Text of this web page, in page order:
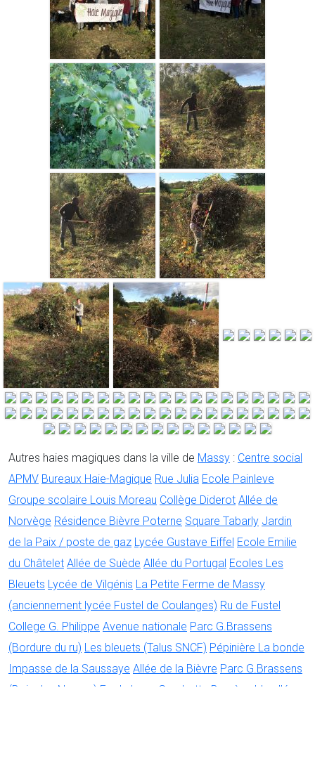
Autres haies magiques dans la ville de Massy : Centre social
APMV Bureaux Haie-Magique Rue Julia Ecole Painleve
Groupe scolaire Louis Moreau Collège Diderot Allée de
Norvège Résidence Bièvre Poterne Square Tabarly Jardin
de la Paix / poste de gaz Lycée Gustave Eiffel Ecole Emilie
du Châtelet Allée de Suède Allée du Portugal Ecoles Les
Bleuets Lycée de Vilgénis La Petite Ferme de Massy
(anciennement lycée Fustel de Coulanges) Ru de Fustel
College G. Philippe Avenue nationale Parc G.Brassens
(Bordure du ru) Les bleuets (Talus SNCF) Pépinière La bonde
Impasse de la Saussaye Allée de la Bièvre Parc G.Brassens
(Bois des Noyers) Ecole Leon Gambetta
Bac à sable allée